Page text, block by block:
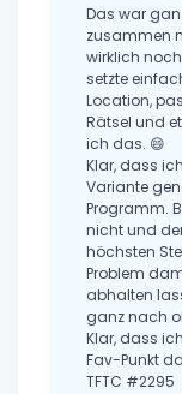
Das war
zusammen
wirklich
setzte
Location,
Rätsel und
ich das. 😄
Klar, dass
Variante
Programm.
nicht und
höchsten
Problem
abhalten
ganz nach
Klar, dass
Fav-Punkt
TFTC #2295